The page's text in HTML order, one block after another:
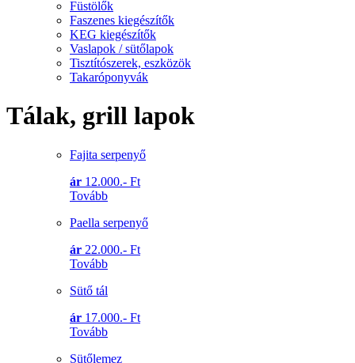
Füstölők
Faszenes kiegészítők
KEG kiegészítők
Vaslapok / sütőlapok
Tisztítószerek, eszközök
Takaróponyvák
Tálak, grill lapok
Fajita serpenyő
ár 12.000.- Ft
Tovább
Paella serpenyő
ár 22.000.- Ft
Tovább
Sütő tál
ár 17.000.- Ft
Tovább
Sütőlemez